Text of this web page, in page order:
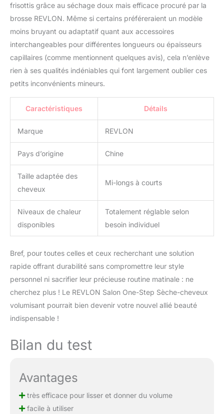
frisottis grâce au séchage doux mais efficace procuré par la
brosse REVLON. Même si certains préféreraient un modèle
moins bruyant ou adaptatif quant aux accessoires
interchangeables pour différentes longueurs ou épaisseurs
capillaires (comme mentionnent quelques avis), cela n’enlève
rien à ses qualités indéniables qui font largement oublier ces
petits inconvénients mineurs.
Caractéristiques Détails
Marque REVLON
Pays d’origine Chine
Taille adaptée des
cheveux
Mi-longs à courts
Niveaux de chaleur
disponibles
Totalement réglable selon
besoin individuel
Bref, pour toutes celles et ceux recherchant une solution
rapide offrant durabilité sans compromettre leur style
personnel ni sacrifier leur précieuse routine matinale : ne
cherchez plus ! Le REVLON Salon One-Step Sèche-cheveux
volumisant pourrait bien devenir votre nouvel allié beauté
indispensable !
Bilan du test
Avantages
très efficace pour lisser et donner du volume
facile à utiliser